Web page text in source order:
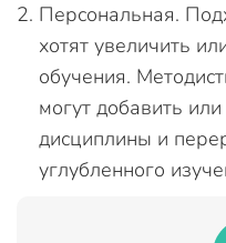
Персональная.
хотят увеличить
обучения.
могут добавить
дисциплины и
углубленного